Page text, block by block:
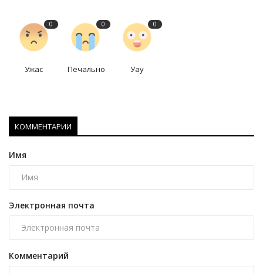
0
Ужас
0
Печально
0
Уау
КОММЕНТАРИИ
Имя
Электронная почта
Комментарий